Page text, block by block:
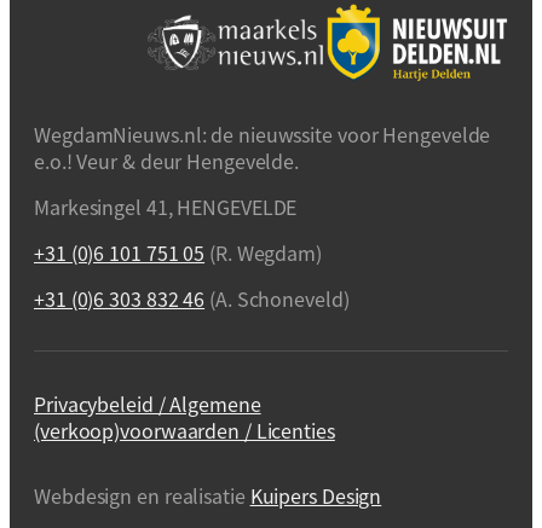
WegdamNieuws.nl: de nieuwssite voor Hengevelde
e.o.! Veur & deur Hengevelde.
Markesingel 41, HENGEVELDE
+31 (0)6 101 751 05 (R. Wegdam)
+31 (0)6 303 832 46 (A. Schoneveld)
Privacybeleid / Algemene
(verkoop)voorwaarden / Licenties
Webdesign en realisatie Kuipers Design